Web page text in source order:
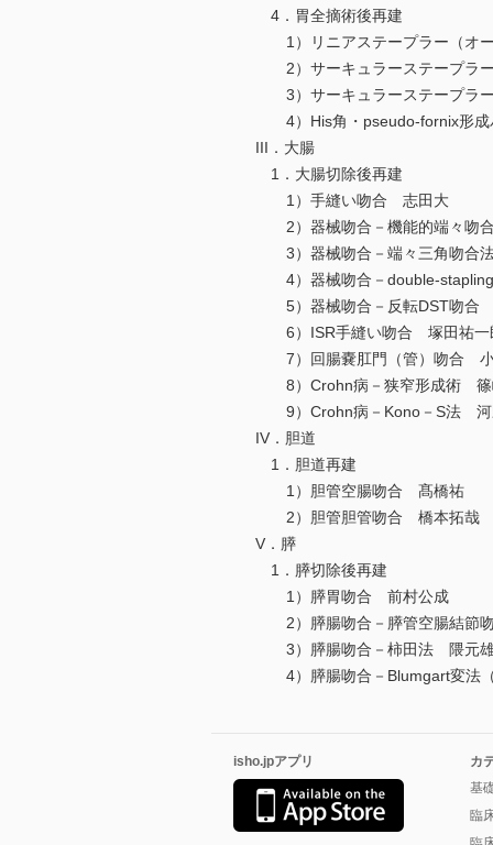
4．胃全摘術後再建
1）リニアステープラー（オ
2）サーキュラーステープラ
3）サーキュラーステープラ
4）His角・pseudo-fornix形成
III．大腸
1．大腸切除後再建
1）手縫い吻合 志田大
2）器械吻合－機能的端々吻
3）器械吻合－端々三角吻合
4）器械吻合－double-
5）器械吻合－反転DST吻合
6）ISR手縫い吻合 塚田祐一
7）回腸嚢肛門（管）吻合 小
8）Crohn病－狭窄形成術 篠
9）Crohn病－Kono－S法 河
IV．胆道
1．胆道再建
1）胆管空腸吻合 髙橋祐
2）胆管胆管吻合 橋本拓哉
V．膵
1．膵切除後再建
1）膵胃吻合 前村公成
2）膵腸吻合－膵管空腸結節
3）膵腸吻合－柿田法 隈元
4）膵腸吻合－Blumgart変法
isho.jpアプリ
カ
基
臨